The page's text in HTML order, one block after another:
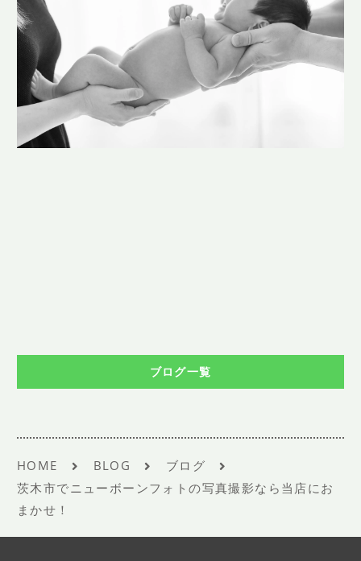
ブログ一覧
HOME BLOG
ブログ
茨木市でニューボーンフォトの写真撮影なら当店にお
まかせ！